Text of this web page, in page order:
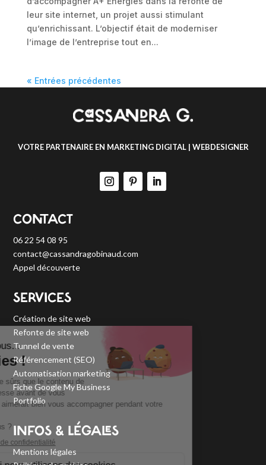
leur site internet, un projet aussi stimulant
qu’enrichissant. L’objectif était de moderniser
l’image de l’entreprise tout en...
« Entrées précédentes
VOTRE PARTENAIRE EN MARKETING DIGITAL | WEBDESIGNER
CONTACT
06 22 54 08 95
contact@cassandragobinaud.com
Appel découverte
SERVICES
Création de site web
Refonte de site web
Tunnel de vente
Référencement (SEO)
Automatisation marketing
Fiche Google My Business
Portfolio
INFOS & LÉGALES
Mentions légales